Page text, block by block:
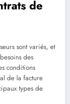
de
sont variés, et
des
conditions
de la facture
types de